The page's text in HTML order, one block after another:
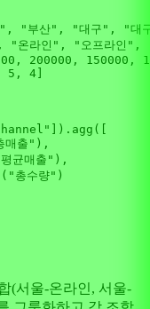
, "부산" , "대구" ,
"대
, "온라인" , "오프라인" ,
, 200000 , 150000 ,
5 , 4
]).agg([
매출" ),
균매출" ),
"총수량" )
(서울-온라인, 서울-